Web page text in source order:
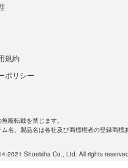
規約
ポリシー
断転載を禁じます。
名、製品名は各社及び商標権者の登録商標
2021 Shoeisha Co., Ltd. All rights